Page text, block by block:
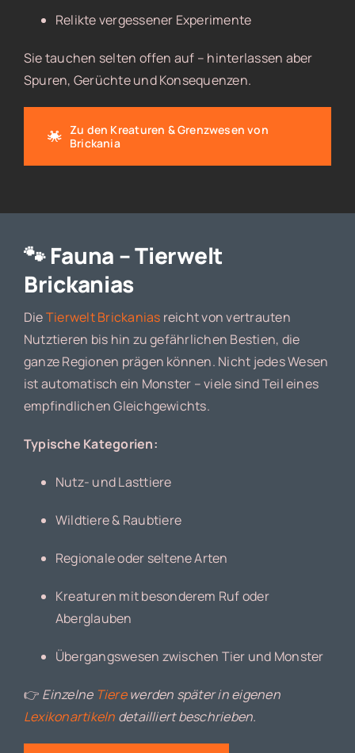
Relikte vergessener Experimente
Sie tauchen selten offen auf – hinterlassen aber
Spuren, Gerüchte und Konsequenzen.
Zu den Kreaturen & Grenzwesen von
Brickania
🐾 Fauna – Tierwelt
Brickanias
DieTierwelt Brickanias reicht von vertrauten
Nutztieren bis hin zu gefährlichen Bestien, die
ganze Regionen prägen können. Nicht jedes Wesen
ist automatisch ein Monster – viele sind Teil eines
empfindlichen Gleichgewichts.
Typische Kategorien:
Nutz- und Lasttiere
Wildtiere & Raubtiere
Regionale oder seltene Arten
Kreaturen mit besonderem Ruf oder
Aberglauben
Übergangswesen zwischen Tier und Monster
👉 Einzelne Tierewerden später in eigenen
Lexikonartikeln detailliert beschrieben.